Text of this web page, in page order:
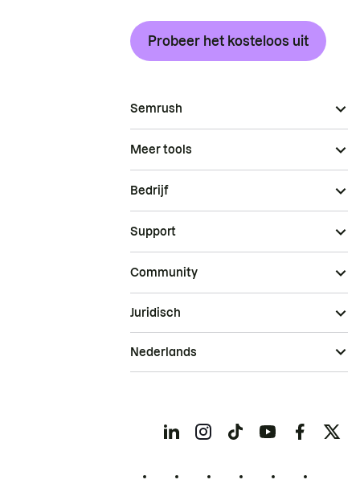
Probeer het kosteloos uit
Semrush
Meer tools
Bedrijf
Support
Community
Juridisch
Nederlands